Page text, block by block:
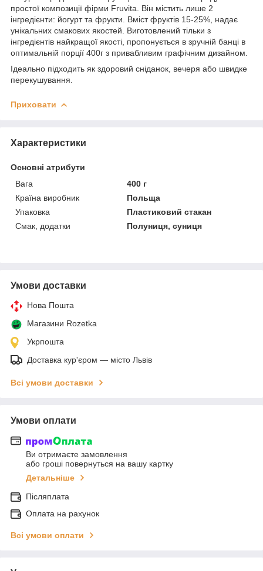
простої композиції фірми Fruvita. Він містить лише 2
інгредієнти: йогурт та фрукти. Вміст фруктів 15-25%, надає
унікальних смакових якостей. Виготовлений тільки з
інгредієнтів найкращої якості, пропонується в зручній банці в
оптимальній порції 400г з привабливим графічним дизайном.
Ідеально підходить як здоровий сніданок, вечеря або швидке
перекушування.
Приховати
Характеристики
Основні атрибути
Вага
400 г
Країна виробник
Польща
Упаковка
Пластиковий стакан
Смак, додатки
Полуниця, суниця
Умови доставки
Нова Пошта
Магазини Rozetka
Укрпошта
Доставка кур'єром — місто Львів
Всі умови доставки
Умови оплати
Ви отримаєте замовлення
або гроші повернуться на вашу картку
Детальніше
Післяплата
Оплата на рахунок
Всі умови оплати